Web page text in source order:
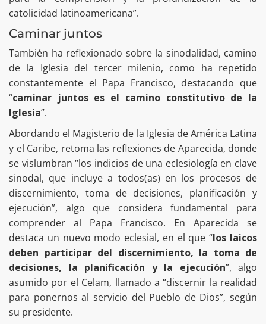
catolicidad latinoamericana”.
Caminar juntos
También ha reflexionado sobre la sinodalidad, camino
de la Iglesia del tercer milenio, como ha repetido
constantemente el Papa Francisco, destacando que
“caminar juntos es el camino constitutivo de la
Iglesia”.
Abordando el Magisterio de la Iglesia de América Latina
y el Caribe, retoma las reflexiones de Aparecida, donde
se vislumbran “los indicios de una eclesiología en clave
sinodal, que incluye a todos(as) en los procesos de
discernimiento, toma de decisiones, planificación y
ejecución”, algo que considera fundamental para
comprender al Papa Francisco. En Aparecida se
destaca un nuevo modo eclesial, en el que “los laicos
deben participar del discernimiento, la toma de
decisiones, la planificación y la ejecución”, algo
asumido por el Celam, llamado a “discernir la realidad
para ponernos al servicio del Pueblo de Dios”, según
su presidente.